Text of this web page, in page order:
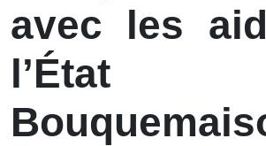
avec les
l’État